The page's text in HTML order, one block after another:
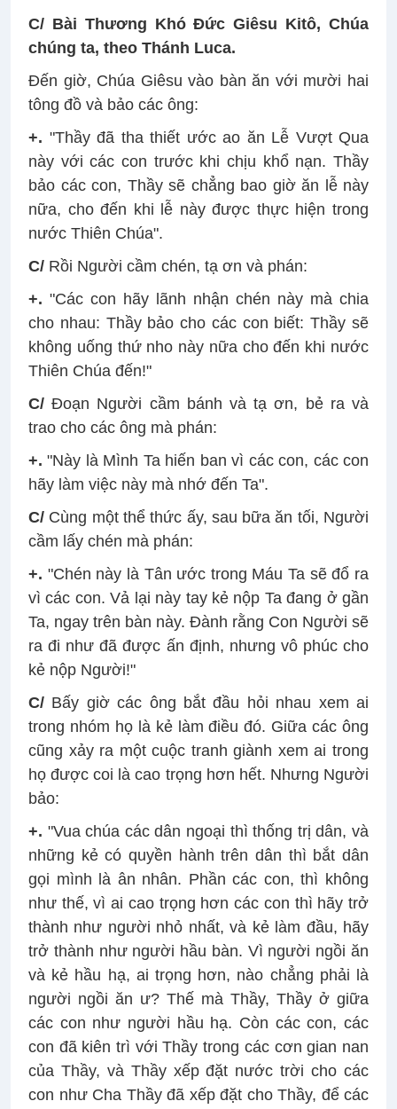
C/ Bài Thương Khó Ðức Giêsu Kitô, Chúa
chúng ta, theo Thánh Luca.
Ðến giờ, Chúa Giêsu vào bàn ăn với mười hai
tông đồ và bảo các ông:
+. "Thầy đã tha thiết ước ao ăn Lễ Vượt Qua
này với các con trước khi chịu khổ nạn. Thầy
bảo các con, Thầy sẽ chẳng bao giờ ăn lễ này
nữa, cho đến khi lễ này được thực hiện trong
nước Thiên Chúa".
C/ Rồi Người cầm chén, tạ ơn và phán:
+. "Các con hãy lãnh nhận chén này mà chia
cho nhau: Thầy bảo cho các con biết: Thầy sẽ
không uống thứ nho này nữa cho đến khi nước
Thiên Chúa đến!"
C/ Ðoạn Người cầm bánh và tạ ơn, bẻ ra và
trao cho các ông mà phán:
+. "Này là Mình Ta hiến ban vì các con, các con
hãy làm việc này mà nhớ đến Ta".
C/ Cùng một thể thức ấy, sau bữa ăn tối, Người
cầm lấy chén mà phán:
+. "Chén này là Tân ước trong Máu Ta sẽ đổ ra
vì các con. Vả lại này tay kẻ nộp Ta đang ở gần
Ta, ngay trên bàn này. Ðành rằng Con Người sẽ
ra đi như đã được ấn định, nhưng vô phúc cho
kẻ nộp Người!"
C/ Bấy giờ các ông bắt đầu hỏi nhau xem ai
trong nhóm họ là kẻ làm điều đó. Giữa các ông
cũng xảy ra một cuộc tranh giành xem ai trong
họ được coi là cao trọng hơn hết. Nhưng Người
bảo:
+. "Vua chúa các dân ngoại thì thống trị dân, và
những kẻ có quyền hành trên dân thì bắt dân
gọi mình là ân nhân. Phần các con, thì không
như thế, vì ai cao trọng hơn các con thì hãy trở
thành như người nhỏ nhất, và kẻ làm đầu, hãy
trở thành như người hầu bàn. Vì người ngồi ăn
và kẻ hầu hạ, ai trọng hơn, nào chẳng phải là
người ngồi ăn ư? Thế mà Thầy, Thầy ở giữa
các con như người hầu hạ. Còn các con, các
con đã kiên trì với Thầy trong các cơn gian nan
của Thầy, và Thầy xếp đặt nước trời cho các
con như Cha Thầy đã xếp đặt cho Thầy, để các